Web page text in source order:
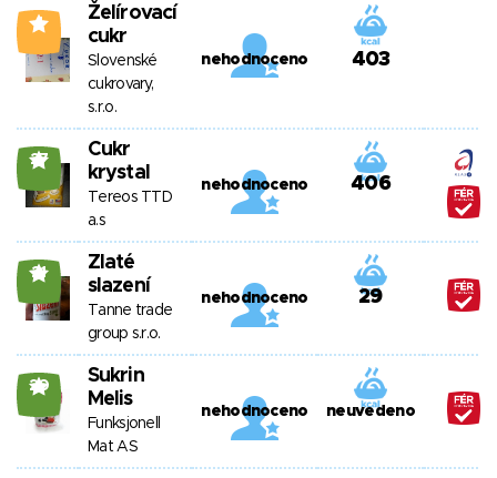
4
Želírovací
cukr
Slovenské
cukrovary,
s.r.o.
nehodnoceno 403
27
Cukr
krystal
Tereos TTD
a.s
nehodnoceno 406
21
Zlaté
slazení
Tanne trade
group s.r.o.
nehodnoceno 29
20
Sukrin
Melis
Funksjonell
Mat AS
nehodnoceno neuvedeno